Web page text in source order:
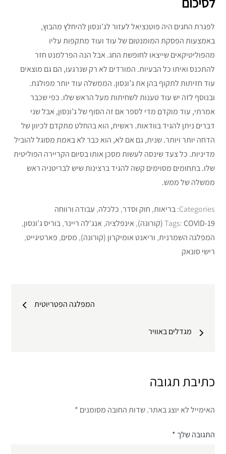
לפגרת החגים היה פוטנציאל לעזור לג’ונסון להיחלץ מהבוץ,
באמצעות הפסקת המומנטום של עוד ועוד מתקפות עליו
מהפוליטיקאים שייצאו לחופשת החג. אבל הנה הפרלמנט חזר
להתכנס ואיתו כל הבעיות. המורדים לא רק שנרגעו, הם גם מוצאים
עוד חזיתות לתקוף בהן את ג’ונסון. הממשלה עוד יותר מפולגת.
ובנוסף לזה יש עוד טענות לשחיתות מעל הראש שלו. כפי שכבר
אמרתי, עוד מוקדם מדי לספר אם זה הסוף של ג’ונסון, אבל שני
דברים ניתן להגיד בוודאות. ראשית, הוא בהחלט מתקדם לכיוון של
הדחה יותר ויותר. שנית, גם אם לא, הוא כבר לא באמת מסוגל להוביל
מדיניות. כל צעד שינסה לעשות מסכן אותו בסיום הקריירה הפוליטית
שלו. בתחומים מסוימים קשה להגיד ברצינות שיש לבריטניה ראש
ממשלה של ממש.
Categories: בריאות, חוק וסדר, כלכלה, עבודה ורווחה
Tags:COVID-19 (קורונה) , אינפלציה, אנג'לה ריינר,בוריס ג'ונסון,
המפלגה השמרנית, וריאנט אומיקרון (קורונה), מסים, פארטיגייט,
רישי סונאק
המפלגה הפטריוטית
מגדלים באוויר
כתיבת תגובה
האימייל לא יוצג באתר. שדות החובה מסומנים *
התגובה שלך*